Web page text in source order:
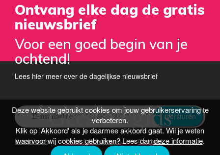
Ontvang elke dag de gratis
nieuwsbrief
Voor een goed begin van je
ochtend!
Lees hier meer over de dagelijkse nieuwsbrief
Versturen
Disclaimer Over J. Schafraad Contact
Deze website gebruikt cookies om jouw gebruikerservaring te
verbeteren.
Klik op 'Akkoord' als je daarmee akkoord gaat. Wil je weten
waarvoor wij cookies gebruiken? Lees dandeze informatie.